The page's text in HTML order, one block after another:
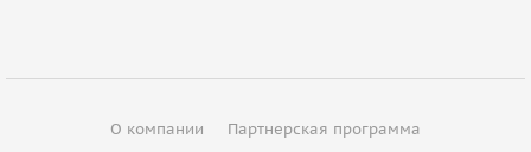
О компании
Партнерская программа